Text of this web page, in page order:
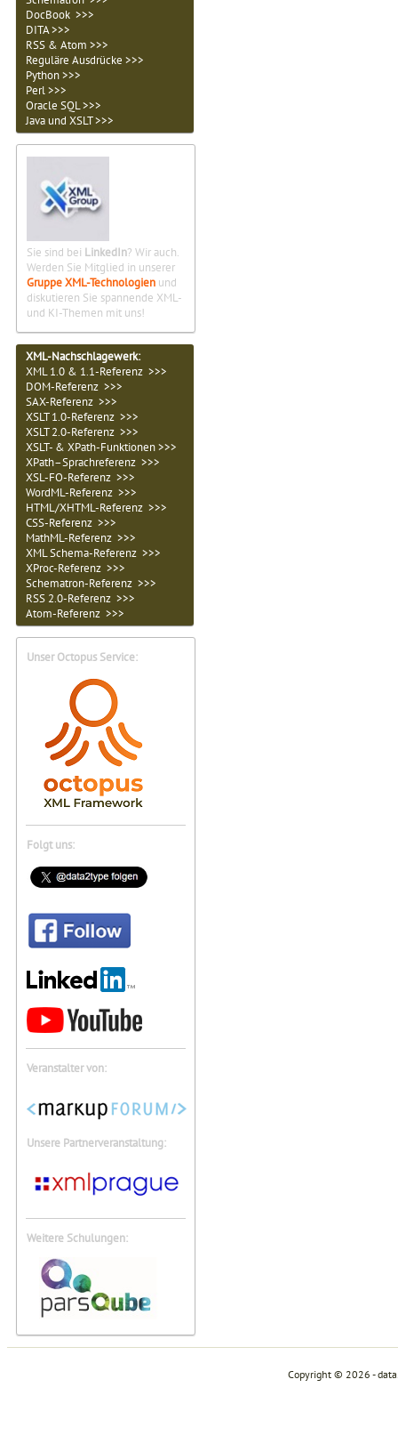
DocBook >>>
DITA >>>
RSS & Atom >>>
Reguläre Ausdrücke >>>
Python >>>
Perl >>>
Oracle SQL >>>
Java und XSLT >>>
Sie sind bei LinkedIn? Wir auch.
Werden Sie Mitglied in unserer
Gruppe XML-Technologien und
diskutieren Sie spannende XML-
und KI-Themen mit uns!
XML-Nachschlagewerk:
XML 1.0 & 1.1-Referenz >>>
DOM-Referenz >>>
SAX-Referenz >>>
XSLT 1.0-Referenz >>>
XSLT 2.0-Referenz >>>
XSLT- & XPath-Funktionen >>>
XPath–Sprachreferenz >>>
XSL-FO-Referenz >>>
WordML-Referenz >>>
HTML/XHTML-Referenz >>>
CSS-Referenz >>>
MathML-Referenz >>>
XML Schema-Referenz >>>
XProc-Referenz >>>
Schematron-Referenz >>>
RSS 2.0-Referenz >>>
Atom-Referenz >>>
Unser Octopus Service:
Folgt uns:
Veranstalter von:
Unsere Partnerveranstaltung:
Weitere Schulungen:
Copyright © 2026 -